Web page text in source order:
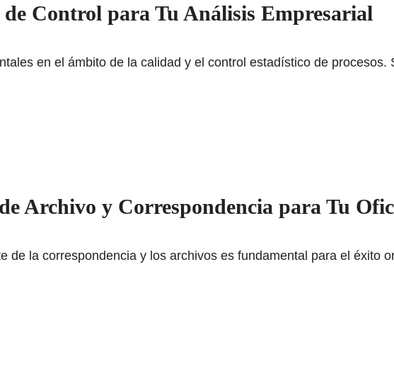
Control para Tu Análisis Empresarial
en el ámbito de la calidad y el control estadístico de procesos.
Archivo y Correspondencia para Tu
de la correspondencia y los archivos es fundamental para el éxito